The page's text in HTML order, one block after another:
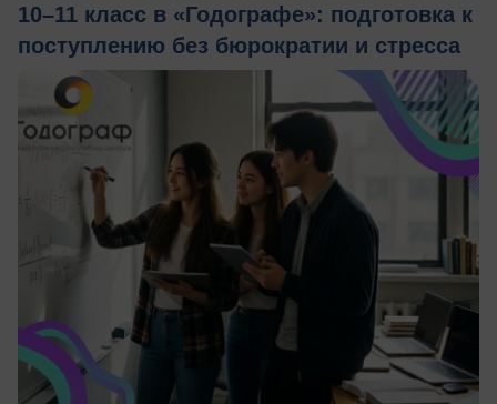
10–11 класс в «Годографе»: подготовка к
поступлению без бюрократии и стресса